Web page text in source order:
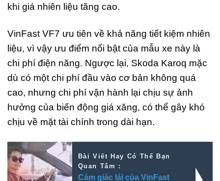
khi giá nhiên liệu tăng cao.
VinFast VF7 ưu tiên về khả năng tiết kiệm nhiên
liệu, vì vậy ưu điểm nổi bật của mẫu xe này là
chi phí điện năng. Ngược lại, Skoda Karoq mặc
dù có một chi phí đầu vào cơ bản không quá
cao, nhưng chi phí vận hành lại chịu sự ảnh
hưởng của biến động giá xăng, có thể gây khó
chịu về mặt tài chính trong dài hạn.
Bài Viết Hay Có Thể Bạn
Quan Tâm :
Cảm giác lái của VinFast